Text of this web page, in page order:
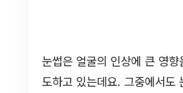
눈썹은 얼굴의 인상에 큰 영
도하고 있는데요. 그중에서도